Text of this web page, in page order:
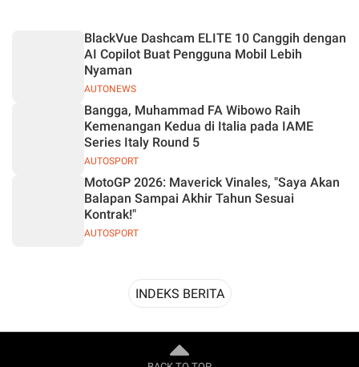
AUTONEWS
BlackVue Dashcam ELITE 10 Canggih dengan
AI Copilot Buat Pengguna Mobil Lebih
Nyaman
AUTOSPORT
Bangga, Muhammad FA Wibowo Raih
Kemenangan Kedua di Italia pada IAME
Series Italy Round 5
AUTOSPORT
MotoGP 2026: Maverick Vinales, "Saya Akan
Balapan Sampai Akhir Tahun Sesuai
Kontrak!"
INDEKS BERITA